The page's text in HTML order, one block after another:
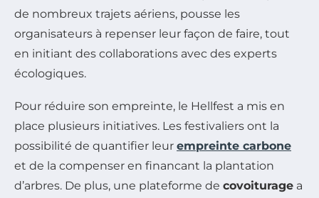
de nombreux trajets aériens, pousse les
organisateurs à repenser leur façon de faire, tout
en initiant des collaborations avec des experts
écologiques.
Pour réduire son empreinte, le Hellfest a mis en
place plusieurs initiatives. Les festivaliers ont la
possibilité de quantifier leur empreinte carbone
et de la compenser en financant la plantation
d’arbres. De plus, une plateforme de covoiturage a